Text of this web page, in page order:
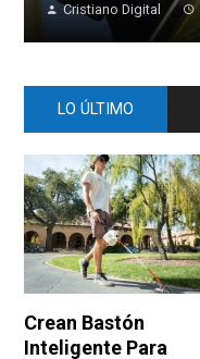
Cristiano Digital
LO ÚLTIMO
Crean Bastón
Inteligente Para